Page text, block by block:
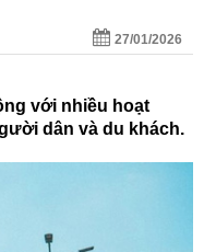
27/01/2026
với nhiều hoạt
dân và du khách.